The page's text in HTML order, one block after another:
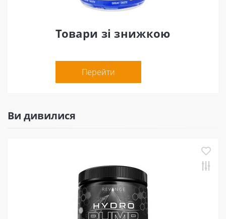
Товари зі знижкою
Перейти
Ви дивилися